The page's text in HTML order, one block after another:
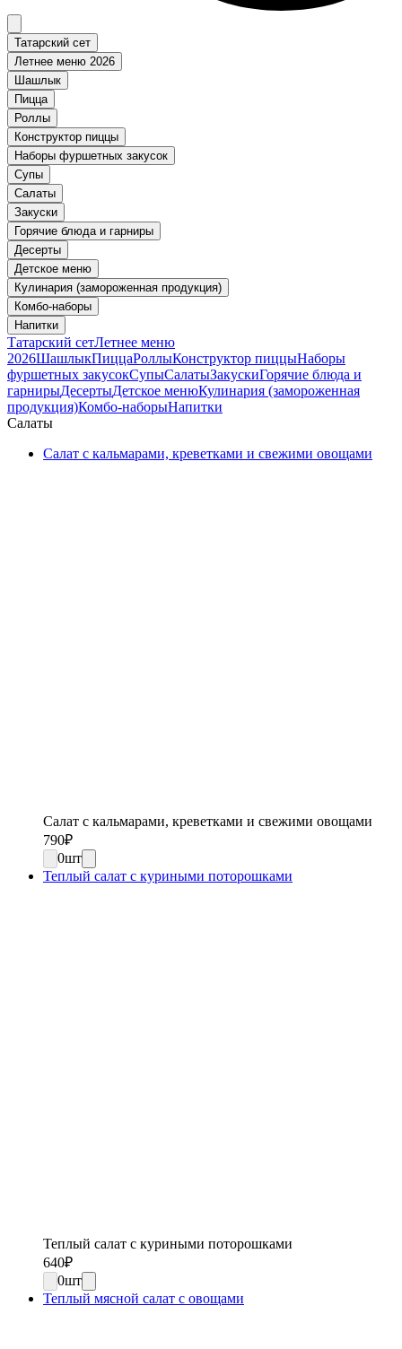
Татарский сет
Летнее меню 2026
Шашлык
Пицца
Роллы
Конструктор пиццы
Наборы фуршетных закусок
Супы
Салаты
Закуски
Горячие блюда и гарниры
Десерты
Детское меню
Кулинария (замороженная продукция)
Комбо-наборы
Напитки
Татарский сетЛетнее меню
2026ШашлыкПиццаРоллыКонструктор пиццыНаборы
фуршетных закусокСупыСалатыЗакускиГорячие блюда и
гарнирыДесертыДетское менюКулинария (замороженная
продукция)Комбо-наборыНапитки
Салаты
Салат с кальмарами, креветками и свежими овощами
Салат с кальмарами, креветками и свежими овощами
790₽
0шт
Теплый салат с куриными поторошками
Теплый салат с куриными поторошками
640₽
0шт
Теплый мясной салат с овощами